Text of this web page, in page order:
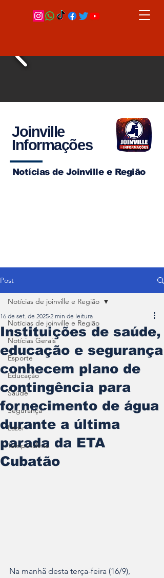
Joinville
Informações
Notícias de Joinville e Região
Post
Notícias de joinville e Região
Notícias Gerais
Esporte
Educação
Saúde
Segurança
Lazer
Tempo\clima
Notícias de joinville e Região
Instituições de saúde,
educação e segurança
conhecem plano de
contingência para
fornecimento de água
durante a última
parada da ETA
Cubatão
16 de set. de 2025 2 min de leitura
Na manhã desta terça-feira (16/9),